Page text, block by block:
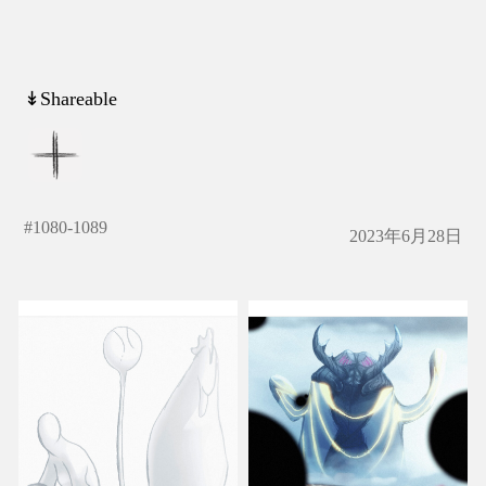
↡Shareable
#1080-1089 2023年6月28日
かたち くいず